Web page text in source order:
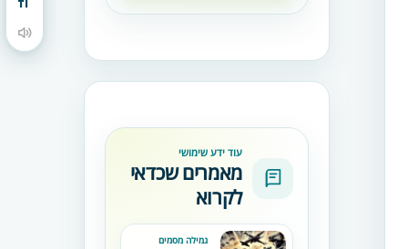
מתג גודל גופן
הקראת תוכן העמוד
עוד ידע שימושי
מאמרים שכדאי
לקרוא
גמילה מסמים